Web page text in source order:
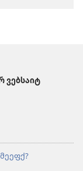
ვებსაიტ